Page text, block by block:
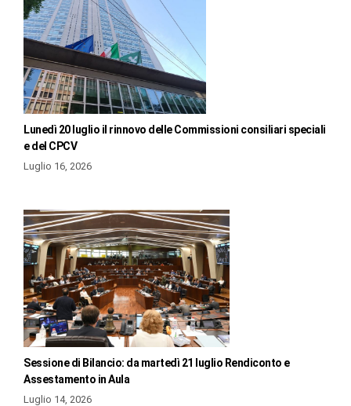
Lunedì 20 luglio il rinnovo delle Commissioni consiliari speciali
e del CPCV
Luglio 16, 2026
Sessione di Bilancio: da martedì 21 luglio Rendiconto e
Assestamento in Aula
Luglio 14, 2026